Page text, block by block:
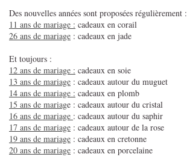
Des nouvelles années sont proposées régulièrement :
11 ans de mariage : cadeaux en corail
26 ans de mariage : cadeaux en jade
Et toujours :
12 ans de mariage : cadeaux en soie
13 ans de mariage : cadeaux autour du muguet
14 ans de mariage : cadeaux en plomb
15 ans de mariage : cadeaux autour du cristal
16 ans de mariage : cadeaux autour du saphir
17 ans de mariage : cadeaux autour de la rose
19 ans de mariage : cadeaux en cretonne
20 ans de mariage : cadeaux en porcelaine